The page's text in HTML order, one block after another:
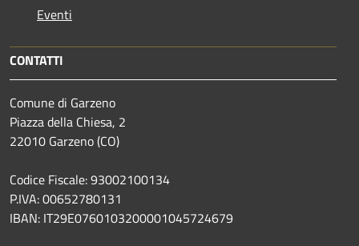
Eventi
CONTATTI
Comune di Garzeno
Piazza della Chiesa, 2
22010 Garzeno (CO)
Codice Fiscale: 93002100134
P.IVA: 00652780131
IBAN: IT29E0760103200001045724679